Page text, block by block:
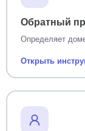
Обратный
Определяет
Открыть